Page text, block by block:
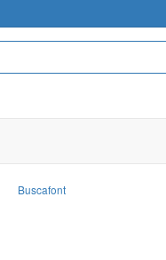
Buscafont